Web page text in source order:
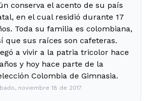
conserva el acento de su país
en el cual residió durante 17
Toda su familia es colombiana,
que sus raíces son cafeteras.
a vivir a la patria tricolor hace
y hoy hace parte de la
Colombia de Gimnasia.
noviembre 18 de 2017